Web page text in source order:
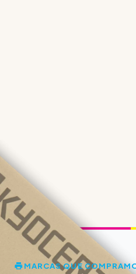
MARCAS QUE